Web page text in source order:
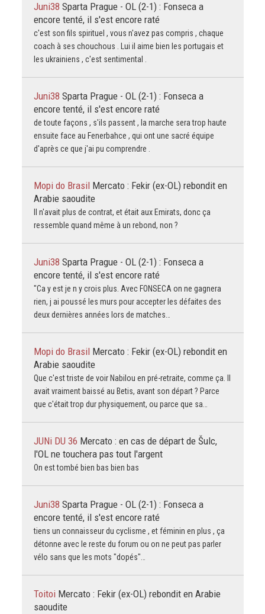
Juni38 Sparta Prague - OL (2-1) : Fonseca a
encore tenté, il s'est encore raté
c'est son fils spirituel , vous n'avez pas compris , chaque
coach à ses chouchous . Lui il aime bien les portugais et
les ukrainiens , c'est sentimental .
Juni38 Sparta Prague - OL (2-1) : Fonseca a
encore tenté, il s'est encore raté
de toute façons , s'ils passent , la marche sera trop haute
ensuite face au Fenerbahce , qui ont une sacré équipe
d'après ce que j'ai pu comprendre .
Mopi do Brasil Mercato : Fekir (ex-OL) rebondit en
Arabie saoudite
Il n'avait plus de contrat, et était aux Emirats, donc ça
ressemble quand même à un rebond, non ?
Juni38 Sparta Prague - OL (2-1) : Fonseca a
encore tenté, il s'est encore raté
"Ca y est je n y crois plus. Avec FONSECA on ne gagnera
rien, j ai poussé les murs pour accepter les défaites des
deux dernières années lors de matches…
Mopi do Brasil Mercato : Fekir (ex-OL) rebondit en
Arabie saoudite
Que c'est triste de voir Nabilou en pré-retraite, comme ça. Il
avait vraiment baissé au Betis, avant son départ ? Parce
que c'était trop dur physiquement, ou parce que sa…
JUNi DU 36 Mercato : en cas de départ de Šulc,
l'OL ne touchera pas tout l'argent
On est tombé bien bas bien bas
Juni38 Sparta Prague - OL (2-1) : Fonseca a
encore tenté, il s'est encore raté
tiens un connaisseur du cyclisme , et féminin en plus , ça
détonne avec le reste du forum ou on ne peut pas parler
vélo sans que les mots "dopés"…
Toitoi Mercato : Fekir (ex-OL) rebondit en Arabie
saoudite